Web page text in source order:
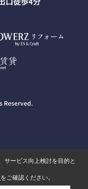
Reserved.
サービス向上検討を目的と
をご確認ください。